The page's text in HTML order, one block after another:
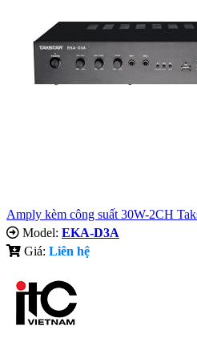
Amply kèm công suất 30W-2CH
Model: EKA-D3A
Giá: Liên hệ